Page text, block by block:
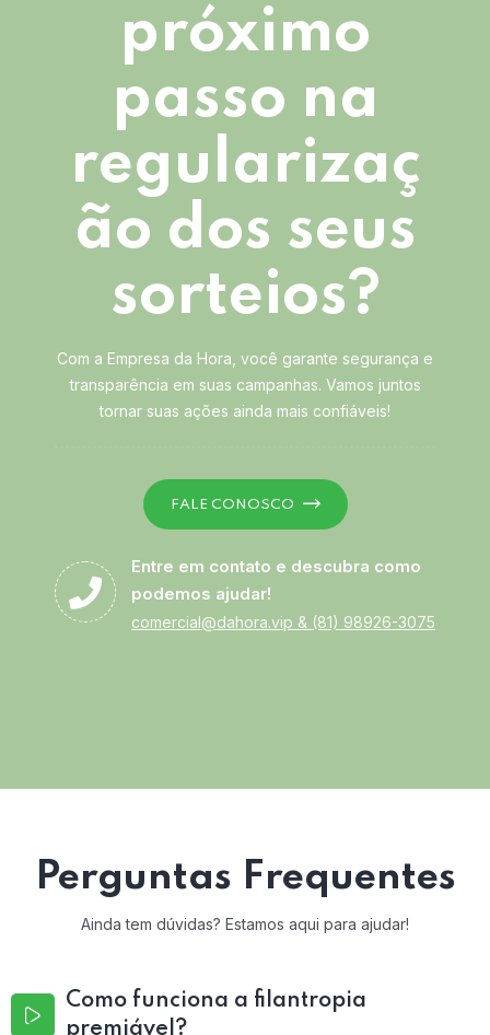
próximo
passo na
regularizaç
ão dos seus
sorteios?
Com a Empresa da Hora, você garante segurança e
transparência em suas campanhas. Vamos juntos
tornar suas ações ainda mais confiáveis!
FALE CONOSCO
Entre em contato e descubra como
podemos ajudar!
comercial@dahora.vip & (81) 98926-3075
Perguntas Frequentes
Ainda tem dúvidas? Estamos aqui para ajudar!
Como funciona a filantropia
premiável?